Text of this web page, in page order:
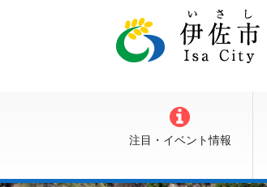
注目・イベント情報